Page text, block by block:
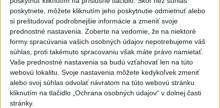
poskytnete, môžete kliknutím jeho poskytnutie odmietnuť alebo
si preštudovať podrobnejšie informácie a zmeniť svoje
prednostné nastavenia. Zoberte na vedomie, že na niektoré
formy spracúvania vašich osobných údajov nepotrebujeme váš
súhlas, proti takémuto spracovaniu však máte právo namietať.
Vaše prednostné nastavenia sa budú vzťahovať len na túto
webovú lokalitu. Svoje nastavenia môžete kedykoľvek zmeniť
alebo svoj súhlas odvolať návratom na túto webovú stránku
kliknutím na tlačidlo „Ochrana osobných údajov“ v dolnej časti
stránky.
Pamätný deň obetí banských
nešťastí pripomína tragédiu v
Handlovej
dnes 5:15
C3S: Západná Európa mala
najteplejší jún a júl od začiatku
meraní
dnes 6:16